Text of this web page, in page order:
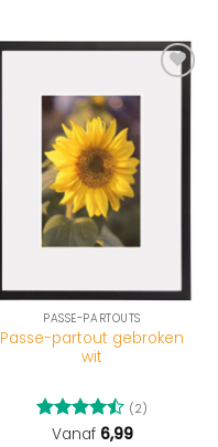
PASSE-PARTOUTS
Passe-partout gebroken
wit
Gewaardeerd
(2)
Vanaf 6,99